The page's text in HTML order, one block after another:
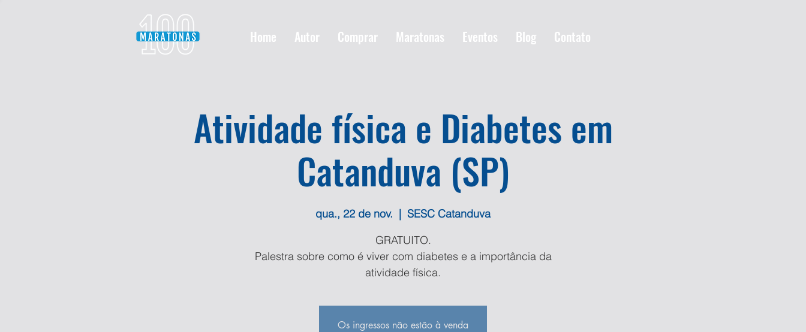
Home Autor Comprar Maratonas Eventos Blog Contato
Atividade física e Diabetes em
Catanduva (SP)
qua., 22 de nov.
  |
SESC Catanduva
GRATUITO.
Palestra sobre como é viver com diabetes e a importância da
atividade física.
Os ingressos não estão à venda